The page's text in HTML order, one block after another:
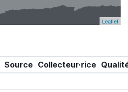
Leaflet
Source Collecteur·rice